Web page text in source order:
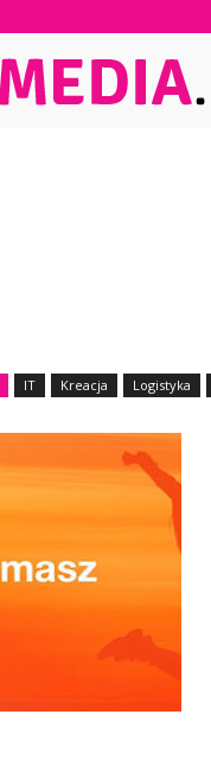
IT Kreacja Logistyka